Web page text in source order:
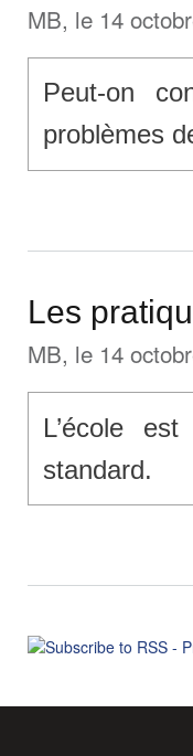
MB, le 14
Peut-on
problèmes
Les
MB, le 14
L’école
standard.